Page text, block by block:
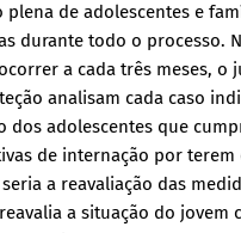
plena de adolescentes e
durante todo o processo.
a cada três meses, o
analisam cada caso
dos adolescentes que
de internação por
a reavaliação das
a situação do jovem